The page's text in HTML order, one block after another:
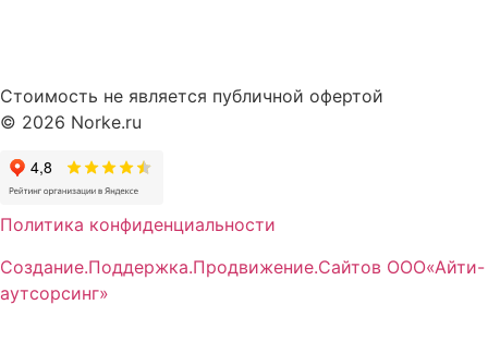
Стоимость не является публичной офертой
© 2026 Norke.ru
Политика конфиденциальности
Создание.Поддержка.Продвижение.Сайтов ООО«Айти-
аутсорсинг»